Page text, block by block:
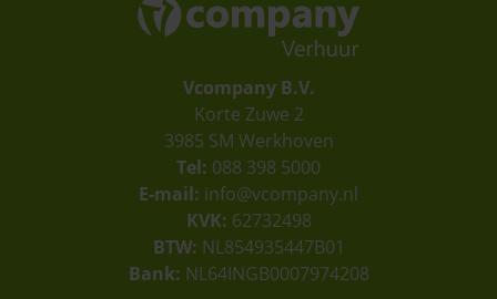
Vcompany B.V.
Korte Zuwe 2
3985 SM Werkhoven
Tel: 088 398 5000
E-mail: info@vcompany.nl
KVK: 62732498
BTW: NL854935447B01
Bank: NL64INGB0007974208